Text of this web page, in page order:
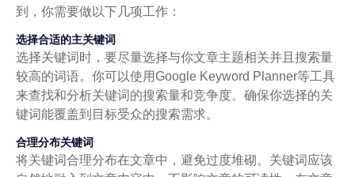
到，你需要做以下几项工作：
选择合适的主关键词
选择关键词时，要尽量选择与你文章主题相关并且搜索量
较高的词语。你可以使用Google Keyword Planner等工具
来查找和分析关键词的搜索量和竞争度。确保你选择的关
键词能覆盖到目标受众的搜索需求。
合理分布关键词
将关键词合理分布在文章中，避免过度堆砌。关键词应该